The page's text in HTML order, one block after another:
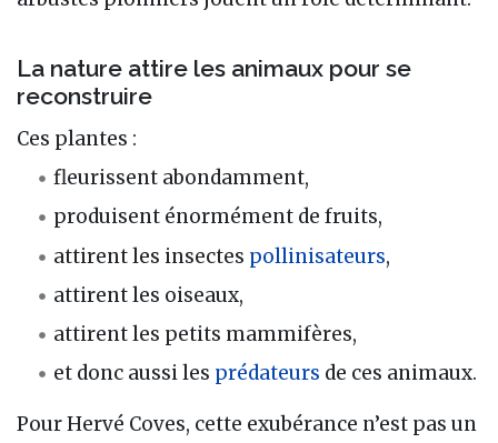
La nature attire les animaux pour se
reconstruire
Ces plantes :
fleurissent abondamment,
produisent énormément de fruits,
attirent les insectes pollinisateurs,
attirent les oiseaux,
attirent les petits mammifères,
et donc aussi les prédateurs de ces animaux.
Pour Hervé Coves, cette exubérance n’est pas un